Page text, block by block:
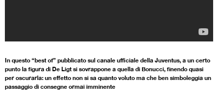
In questo “best of” pubblicato sul canale ufficiale della Juventus, a un certo
punto la figura di De Ligt si sovrappone a quella di Bonucci, finendo quasi
per oscurarla: un effetto non si sa quanto voluto ma che ben simboleggia un
passaggio di consegne ormai imminente